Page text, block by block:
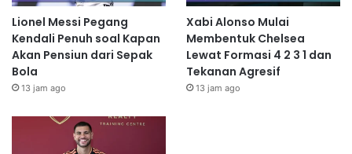
Lionel Messi Pegang
Kendali Penuh soal Kapan
Akan Pensiun dari Sepak
Bola
13 jam ago
Xabi Alonso Mulai
Membentuk Chelsea
Lewat Formasi 4 2 3 1 dan
Tekanan Agresif
13 jam ago